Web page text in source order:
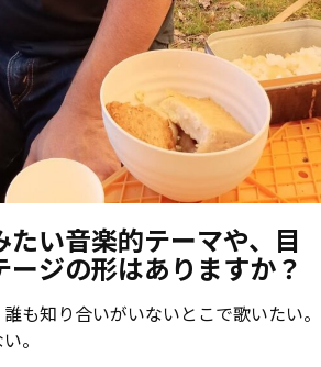
い音楽的テーマや、目
ジの形はありますか？
も知り合いがいないとこで歌いたい。
。